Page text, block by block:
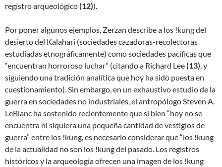
registro arqueológico(12)).
Por poner algunos ejemplos, Zerzan describe a los !kung del
desierto del Kalahari (sociedades cazadoras-recolectoras
estudiadas etnográficamente) como sociedades pacíficas que
“encuentran horroroso luchar” (citando a Richard Lee(13), y
siguiendo una tradición analítica que hoy ha sido puesta en
cuestionamiento). Sin embargo, en un exhaustivo estudio de la
guerra en sociedades no industriales, el antropólogo Steven A.
LeBlanc ha sostenido recientemente que si bien “hoy no se
encuentra ni siquiera una pequeña cantidad de vestigios de
guerra” entre los !kung, es necesario considerar que “los !kung
de la actualidad no son los !kung del pasado. Los registros
históricos y la arqueología ofrecen una imagen de los !kung